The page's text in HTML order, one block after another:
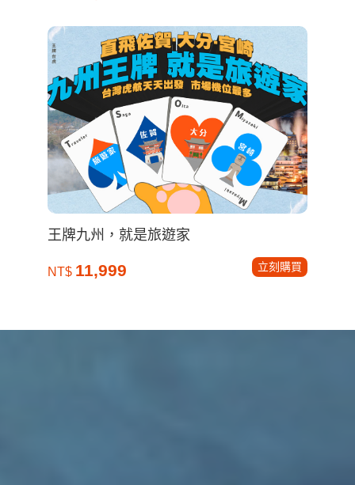
大道.秩父神社.三大螃蟹饗宴
米其林三星景點 長瀞峽谷遊船賞楓
三大螃蟹
NT$ 44,900 立刻購買